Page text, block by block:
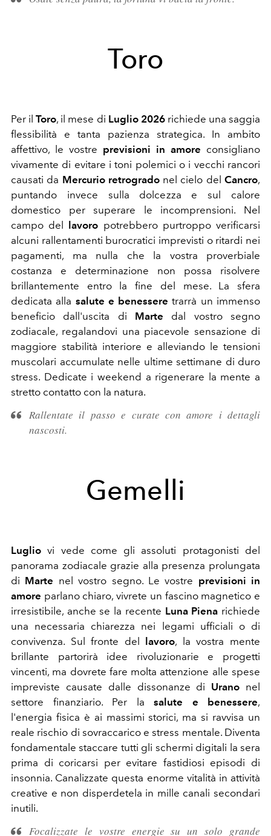
Toro
Per ilToro, il mese di Luglio 2026richiede una saggia
flessibilità e tanta pazienza strategica. In ambito
affettivo, le vostre previsioni in amore consigliano
vivamente di evitare i toni polemici o i vecchi rancori
causati da Mercurio retrogradonel cielo delCancro,
puntando invece sulla dolcezza e sul calore
domestico per superare le incomprensioni. Nel
campo del lavoro potrebbero purtroppo verificarsi
alcuni rallentamenti burocratici imprevisti o ritardi nei
pagamenti, ma nulla che la vostra proverbiale
costanza e determinazione non possa risolvere
brillantemente entro la fine del mese. La sfera
dedicata alla salute e benessere trarrà un immenso
beneficio dall'uscita di Marte dal vostro segno
zodiacale, regalandovi una piacevole sensazione di
maggiore stabilità interiore e alleviando le tensioni
muscolari accumulate nelle ultime settimane di duro
stress. Dedicate i weekend a rigenerare la mente a
stretto contatto con la natura.
Rallentate il passo e curate con amore i dettagli
nascosti.
Gemelli
Luglio vi vede come gli assoluti protagonisti del
panorama zodiacale grazie alla presenza prolungata
di Marte nel vostro segno. Le vostre previsioni in
amore parlano chiaro, vivrete un fascino magnetico e
irresistibile, anche se la recente Luna Piena richiede
una necessaria chiarezza nei legami ufficiali o di
convivenza. Sul fronte del lavoro, la vostra mente
brillante partorirà idee rivoluzionarie e progetti
vincenti, ma dovrete fare molta attenzione alle spese
impreviste causate dalle dissonanze di Urano nel
settore finanziario. Per la salute e benessere,
l'energia fisica è ai massimi storici, ma si ravvisa un
reale rischio di sovraccarico e stress mentale. Diventa
fondamentale staccare tutti gli schermi digitali la sera
prima di coricarsi per evitare fastidiosi episodi di
insonnia. Canalizzate questa enorme vitalità in attività
creative e non disperdetela in mille canali secondari
inutili.
Focalizzate le vostre energie su un solo grande